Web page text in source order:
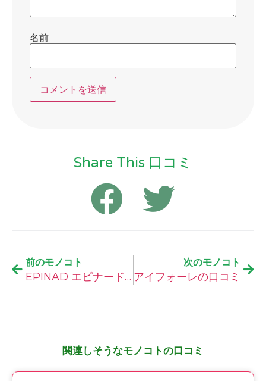
名前
Share This 口コミ
前のモノコト
EPINAD エピナードの口コミ
次のモノコト
アイフォーレの口コミ
関連しそうなモノコトの口コミ